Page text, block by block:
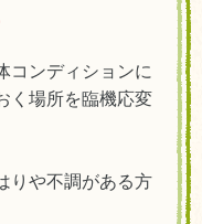
コンディションに
く場所を臨機応変
りや不調がある方